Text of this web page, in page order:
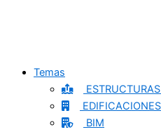
Temas
EDIFICACIONES
BIM